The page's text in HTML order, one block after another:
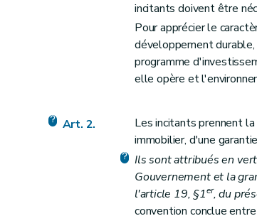
Chapitre V Dispositions finales
Chapitre VI Dispositions
incitants doivent être
Pour apprécier le
développement
programme
elle opère et
Art. 2.
Les incitants prennent
immobilier, d'une
Ils sont attribués en
Gouvernement et la
l'article 19, §1er, du
convention conclue